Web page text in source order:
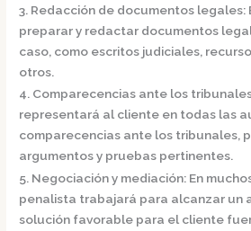
3. Redacción de documentos
preparar y redactar documentos
caso, como escritos judiciales,
otros.
4. Comparecencias ante los
representará al cliente en todas las
comparecencias ante los tribunales,
argumentos y pruebas pertinentes.
5. Negociación y mediación: En
penalista trabajará para alcanzar un
solución favorable para el cliente